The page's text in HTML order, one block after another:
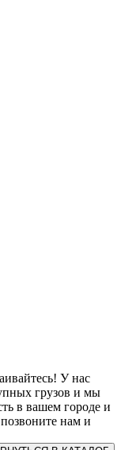
У нас
грузов и мы
в вашем городе и
нам и